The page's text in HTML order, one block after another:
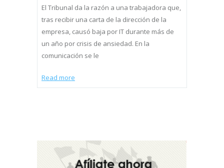
El Tribunal da la razón a una trabajadora que,
tras recibir una carta de la dirección de la
empresa, causó baja por IT durante más de
un año por crisis de ansiedad. En la
comunicación se le
Read more